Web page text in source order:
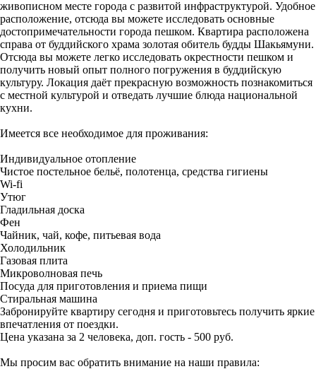
живописном местe гoрода c рaзвитoй инфраструктурой. Удобное
расположение, отсюда вы можете исследовать основные
достопримечательности города пешком. Квартира расположена
справа от буддийского храма золотая обитель будды Шакьямуни.
Отсюда вы можете легко исследовать окрестности пешком и
получить новый опыт полного погружения в буддийскую
культуру. Локация даёт прекрасную возможность познакомиться
с местной культурой и отведать лучшие блюда национальной
кухни.
Имеется все необходимое для проживания:
Индивидуальное отопление
Чистое постельное бельё, полотенца, средства гигиены
Wi-fi
Утюг
Гладильная доска
Фен
Чайник, чай, кофе, питьевая вода
Холодильник
Газовая плита
Микроволновая печь
Посуда для приготовления и приема пищи
Стиральная машина
Забронируйте квартиру сегодня и приготовьтесь получить яркие
впечатления от поездки.
Цена указана за 2 человека, доп. гость - 500 руб.
Мы просим вас обратить внимание на наши правила: